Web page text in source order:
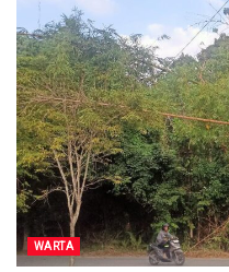
WARTA